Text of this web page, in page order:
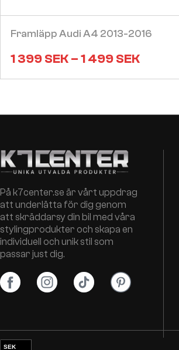
Framläpp Audi A4 2013-2016
1 399SEK–1 499SEK
På k7center.se är vårt uppdrag
att underlätta för dig genom
att skräddarsy din bil med våra
stylingprodukter och skapa en
individuell och unik stil som
passar just dig.
SEK